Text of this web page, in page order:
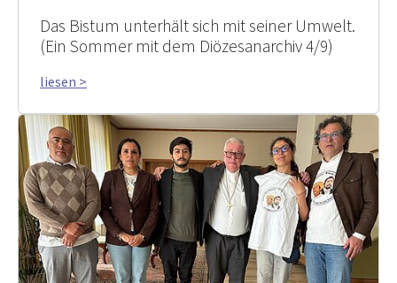
Das Bistum unterhält sich mit seiner Umwelt.
(Ein Sommer mit dem Diözesanarchiv 4/9)
liesen >